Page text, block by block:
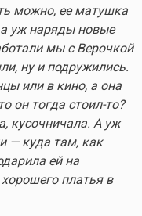
можно, ее матушка
уж наряды новые
мы с Верочкой
ну и подружились.
или в кино, а она
он тогда стоил-то?
кусочничала. А уж
— куда там, как
ей на
платья в